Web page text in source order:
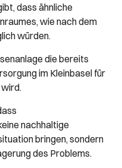
dass ähnliche
wie nach dem
würden.
die bereits
im Kleinbasel für
nachhaltige
bringen, sondern
des Problems.